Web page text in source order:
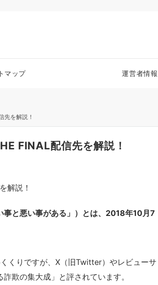
マップ 運営者情報
先を解説！
FINAL配信先を解説！
事と悪い事がある」）とは、2018年10月7
くりですが、X（旧Twitter）やレビューサ
欺の集大成」と評されています。